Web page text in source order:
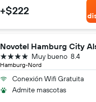
+$222
Novotel Hamburg City
Hamburg-Nord
8.4
Muy bueno
4 estrellas
Conexión Wifi Gratuita
Admite mascotas